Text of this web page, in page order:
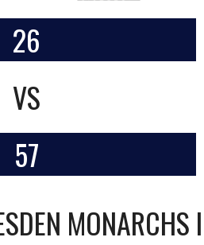
26
VS
57
MONARCHS